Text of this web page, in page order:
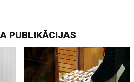
PUBLIKĀCIJAS